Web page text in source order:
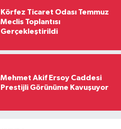
Körfez Ticaret Odası Temmuz
Meclis Toplantısı
Gerçekleştirildi
Mehmet Akif Ersoy Caddesi
Prestijli Görünüme Kavuşuyor